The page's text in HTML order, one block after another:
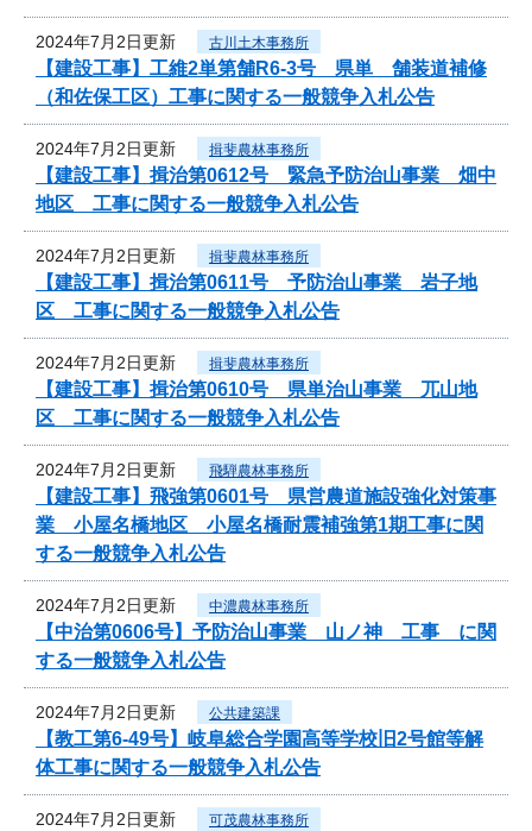
2024年7月2日更新 古川土木事務所
【建設工事】工維2単第舗R6-3号 県単 舗装道補修
（和佐保工区）工事に関する一般競争入札公告
2024年7月2日更新 揖斐農林事務所
【建設工事】揖治第0612号 緊急予防治山事業 畑中
地区 工事に関する一般競争入札公告
2024年7月2日更新 揖斐農林事務所
【建設工事】揖治第0611号 予防治山事業 岩子地
区 工事に関する一般競争入札公告
2024年7月2日更新 揖斐農林事務所
【建設工事】揖治第0610号 県単治山事業 兀山地
区 工事に関する一般競争入札公告
2024年7月2日更新 飛騨農林事務所
【建設工事】飛強第0601号 県営農道施設強化対策事
業 小屋名橋地区 小屋名橋耐震補強第1期工事に関
する一般競争入札公告
2024年7月2日更新 中濃農林事務所
【中治第0606号】予防治山事業 山ノ神 工事 に関
する一般競争入札公告
2024年7月2日更新 公共建築課
【教工第6-49号】岐阜総合学園高等学校旧2号館等解
体工事に関する一般競争入札公告
2024年7月2日更新 可茂農林事務所